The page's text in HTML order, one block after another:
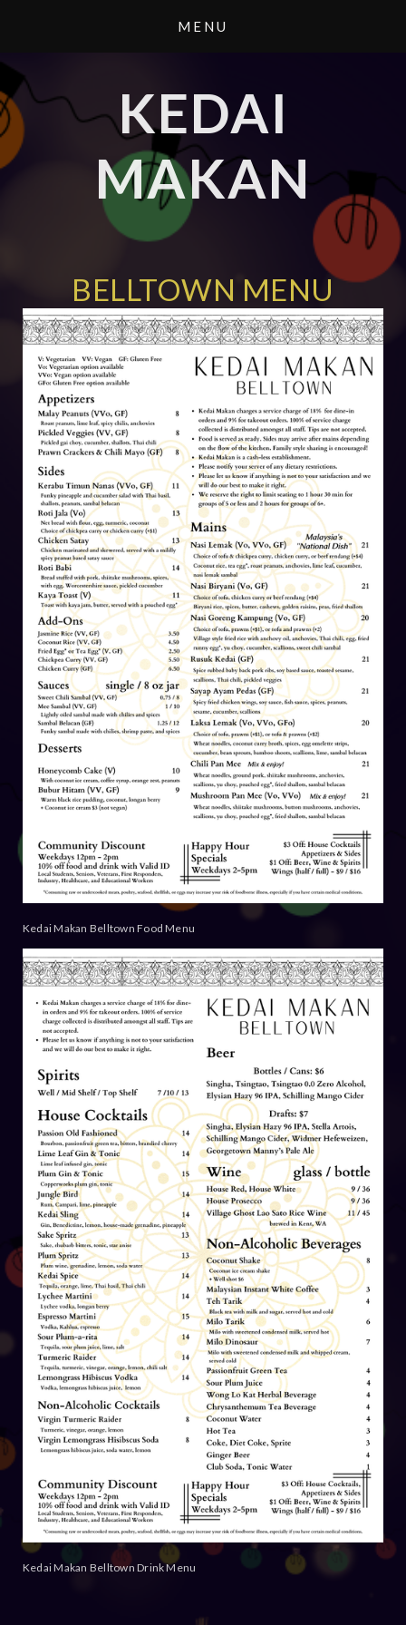
KEDAI
MAKAN
BELLTOWN MENU
Kedai Makan Belltown Food Menu
Kedai Makan Belltown Drink Menu